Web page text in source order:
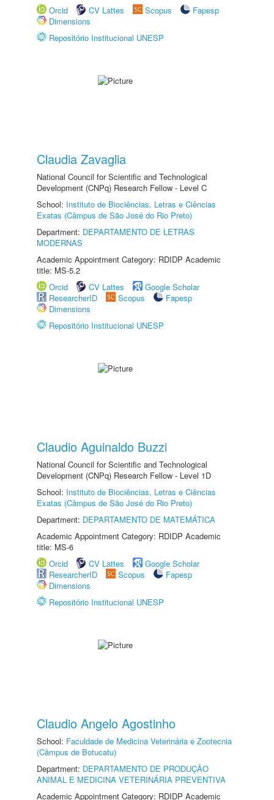
Orcid
CV Lattes Scopus
Fapesp
Dimensions
Repositório Institucional UNESP
Claudia Zavaglia
National Council for Scientific and Technological
Development (CNPq) Research Fellow - Level C
School: Instituto de Biociências, Letras e Ciências
Exatas (Câmpus de São José do Rio Preto)
Department: DEPARTAMENTO DE LETRAS
MODERNAS
Academic Appointment Category: RDIDP Academic
title: MS-5.2
Orcid
CV Lattes
Google Scholar
ResearcherID
Scopus
Fapesp
Dimensions
Repositório Institucional UNESP
Claudio Aguinaldo Buzzi
National Council for Scientific and Technological
Development (CNPq) Research Fellow - Level 1D
School: Instituto de Biociências, Letras e Ciências
Exatas (Câmpus de São José do Rio Preto)
Department: DEPARTAMENTO DE MATEMÁTICA
Academic Appointment Category: RDIDP Academic
title: MS-6
Orcid
CV Lattes
Google Scholar
ResearcherID
Scopus
Fapesp
Dimensions
Repositório Institucional UNESP
Claudio Angelo Agostinho
School: Faculdade de Medicina Veterinária e Zootecnia
(Câmpus de Botucatu)
Department: DEPARTAMENTO DE PRODUÇÃO
ANIMAL E MEDICINA VETERINÁRIA PREVENTIVA
Academic Appointment Category: RDIDP Academic